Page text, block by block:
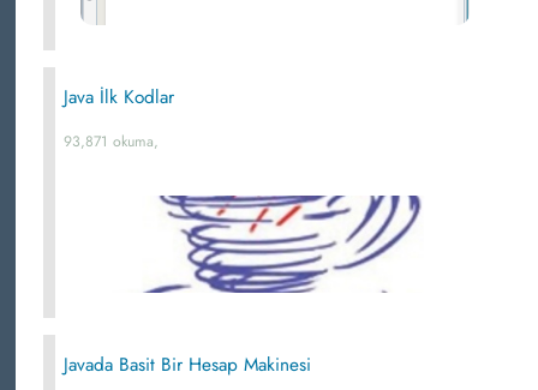
Java İlk Kodlar
93,871 okuma,
Javada Basit Bir Hesap Makinesi